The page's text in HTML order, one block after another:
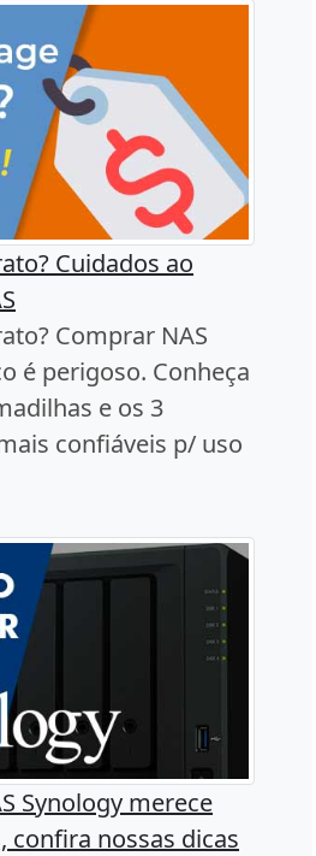
Cuidados ao
Comprar NAS
é perigoso. Conheça
e os 3
confiáveis p/ uso
Synology merece
confira nossas dicas